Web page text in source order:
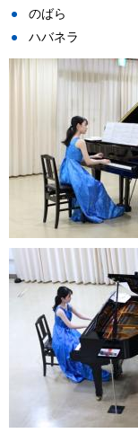
のばら
ハバネラ